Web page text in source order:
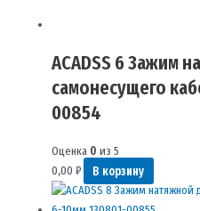
ACADSS 6 Зажим
самонесущего
00854
Оценка 0 из 5
0,00 ₽ В корзину